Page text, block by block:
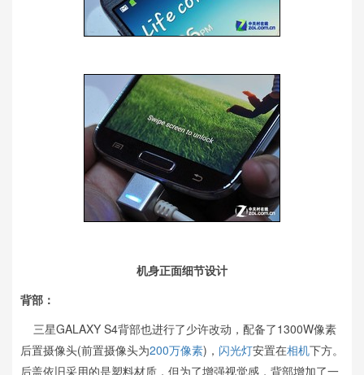
机身正面细节设计
背部：
三星GALAXY S4背部也进行了少许改动，配备了1300W像素
后置摄像头(前置摄像头为200万像素)， 闪光灯安置在相机下方。
后盖依旧采用的是塑料材质，但为了增强视觉感，背部增加了一